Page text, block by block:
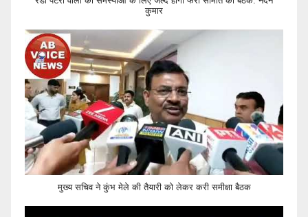
कुमार
मुख्य सचिव ने कुंभ मेले की तैयारी को लेकर करी समीक्षा बैठक